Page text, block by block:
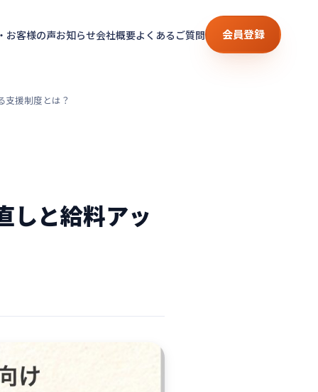
お客様の声お知らせ会社概要よくあるご質問 会員登録
支援制度とは？
しと給料アッ